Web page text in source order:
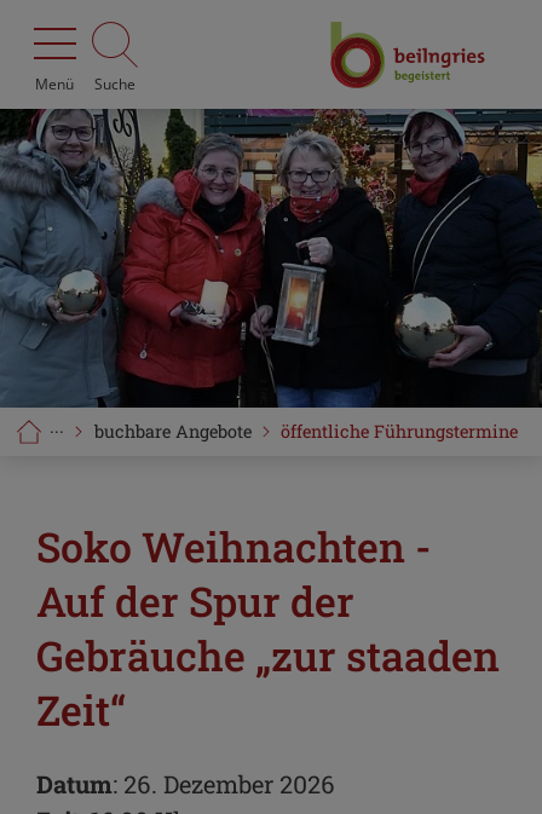
Menü Suche
öffentliche Führungstermine
buchbare Angebote
···
Soko Weihnachten -
Auf der Spur der
Gebräuche „zur staaden
Zeit“
Datum: 26. Dezember 2026